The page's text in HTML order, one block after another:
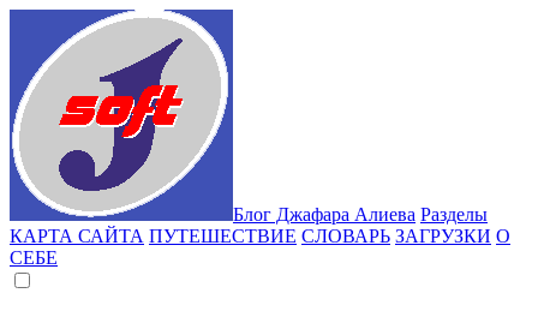
Блог Джафара Алиева Разделы
КАРТА САЙТА ПУТЕШЕСТВИЕ СЛОВАРЬ ЗАГРУЗКИ О
СЕБЕ